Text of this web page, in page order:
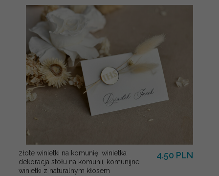
złote winietki na komunię, winietka
dekoracja stołu na komunii, komunijne
winietki z naturalnym kłosem
4.50 PLN